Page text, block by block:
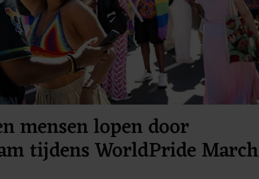
mensen lopen door
tijdens WorldPride March